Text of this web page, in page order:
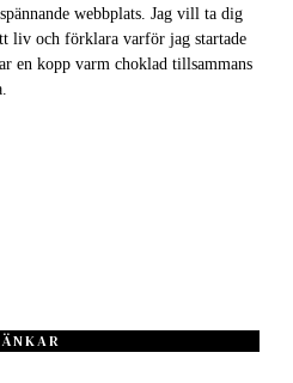
webbplats. Jag vill ta dig
liv och förklara varför jag startade
en kopp varm choklad tillsammans